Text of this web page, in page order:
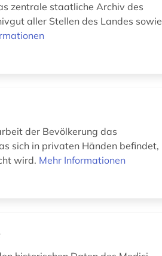
zentrale staatliche Archiv des
aller Stellen des Landes sowie
der Bevölkerung das
sich in privaten Händen befindet,
wird. Mehr Informationen